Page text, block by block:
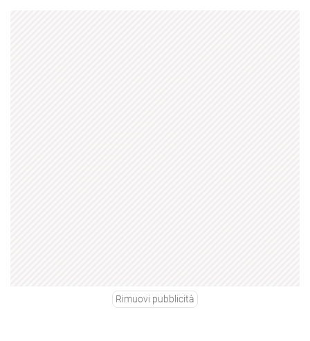
Rimuovi pubblicità